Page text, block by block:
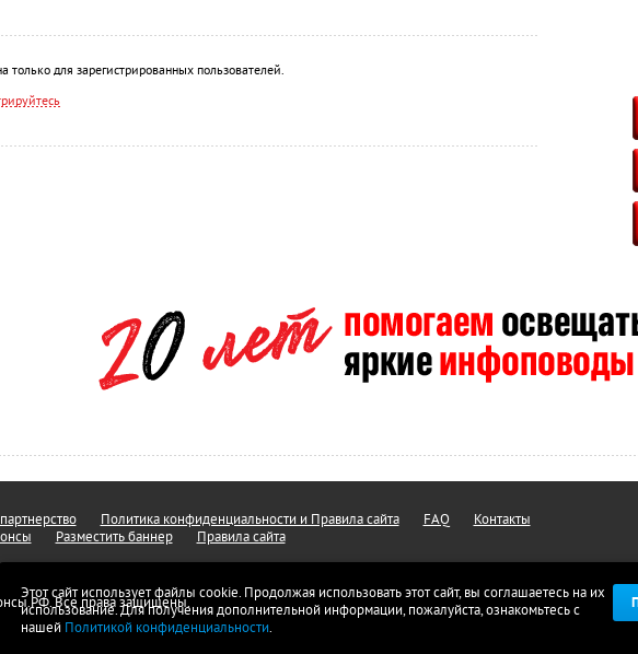
только для зарегистрированных пользователей.
Этот сайт использует файлы cookie. Продолжая использовать этот сайт, вы соглашаетесь на их
использование. Для получения дополнительной информации, пожалуйста, ознакомьтесь с
нашей Политикой конфиденциальности.
Политика конфиденциальности и Правила сайта FAQ
Контакты
Разместить баннер Правила сайта
Все права защищены.